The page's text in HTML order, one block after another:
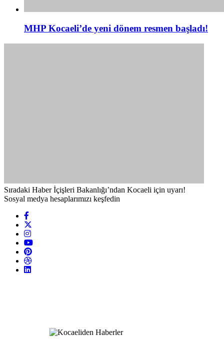
MHP Kocaeli’de yeni dönem resmen başladı!
Sıradaki Haber İçişleri Bakanlığı’ndan Kocaeli için uyarı!
Sosyal medya hesaplarımızı keşfedin